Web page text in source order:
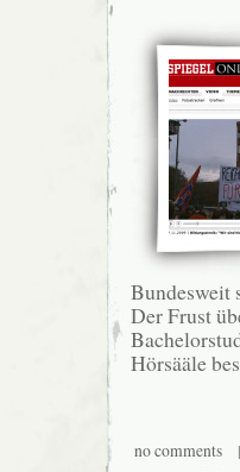
Bundesweit
Der Frust
Hörsääle
no comments|